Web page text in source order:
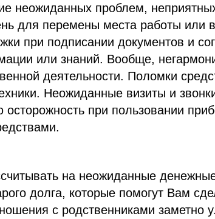
неожиданных проблем,
для перемены места работы или
при подписании документов и
или знаний. Вообще,
деятельности. Поломки
Неожиданные визиты и
осторожность при пользовании
на неожиданные
долга, которые помогут Вам
с родственниками заметно